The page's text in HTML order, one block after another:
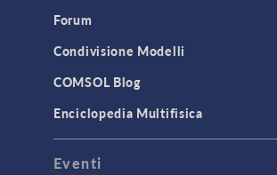
Forum
Condivisione Modelli
COMSOL Blog
Enciclopedia Multifisica
Eventi